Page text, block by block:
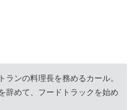
ランの料理長を務めるカール。
辞めて、フードトラックを始め